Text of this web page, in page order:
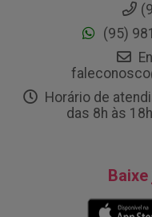
(95)
Horário de
das 8h às